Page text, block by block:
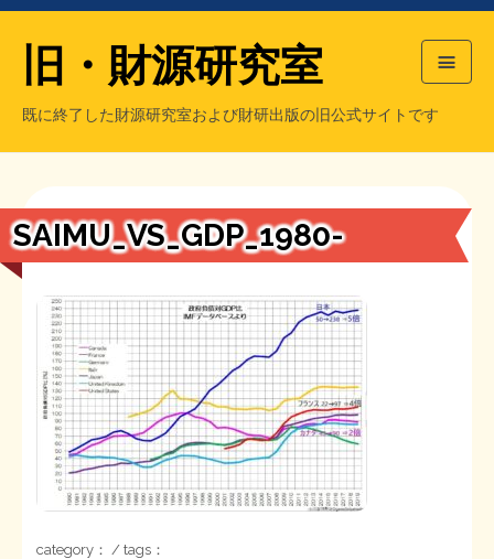
【国の、本当の】財源チラシ／旧・財源研究室
シン財源はあなたです／合同誌／旧・サブカル分室
日本経済を解説するヤンキー／MIHANAマンガ／旧・財研出版
もっと知りたい方へ
マネクリ戦士 RED & BLACK
MMTの学習資料
旧・財源研究室
既に終了した財源研究室および財研出版の旧公式サイトです
旧・財源研究室について
チラシ発行部数
会計報告
旧・財研出版について
会計報告
SAIMU_VS_GDP_1980-
category： / tags：